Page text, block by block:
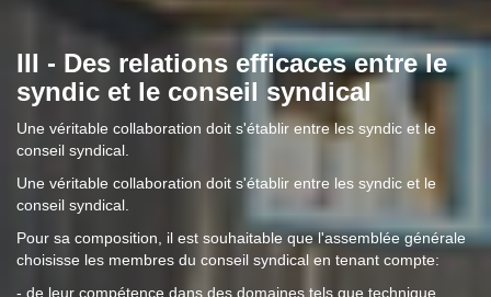
III - Des relations efficaces entre le
syndic et le conseil syndical
Une véritable collaboration doit s'établir entre les syndic et le
conseil syndical.
Une véritable collaboration doit s'établir entre les syndic et le
conseil syndical.
Pour sa composition, il est souhaitable que l'assemblée générale
choisisse les membres du conseil syndical en tenant compte:
- de leur compétence dans des domaines tels que technique,